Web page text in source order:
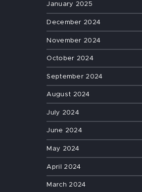
January 2025
December 2024
November 2024
October 2024
September 2024
August 2024
July 2024
June 2024
May 2024
April 2024
March 2024